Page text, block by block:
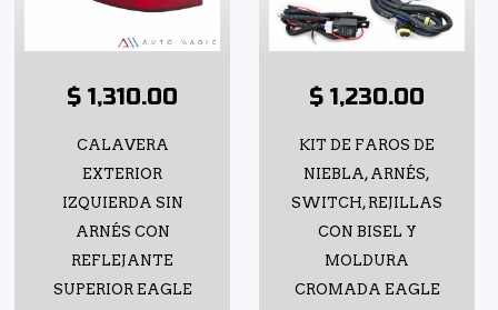
$ 1,310.00
CALAVERA
EXTERIOR
IZQUIERDA SIN
ARNÉS CON
REFLEJANTE
SUPERIOR EAGLE
$ 1,230.00
KIT DE FAROS DE
NIEBLA, ARNÉS,
SWITCH, REJILLAS
CON BISEL Y
MOLDURA
CROMADA EAGLE